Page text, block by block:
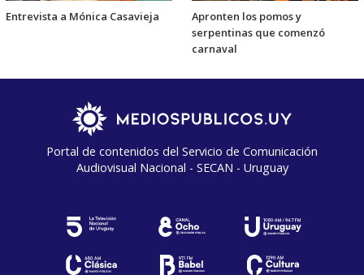
Entrevista a Mónica Casavieja
Apronten los pomos y
serpentinas que comenzó
carnaval
Portal de contenidos del Servicio de Comunicación
Audiovisual Nacional - SECAN - Uruguay